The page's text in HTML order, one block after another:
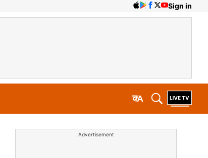
Sign in
A
क
Advertisement